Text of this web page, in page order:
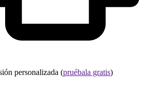
personalizada (pruébala gratis)